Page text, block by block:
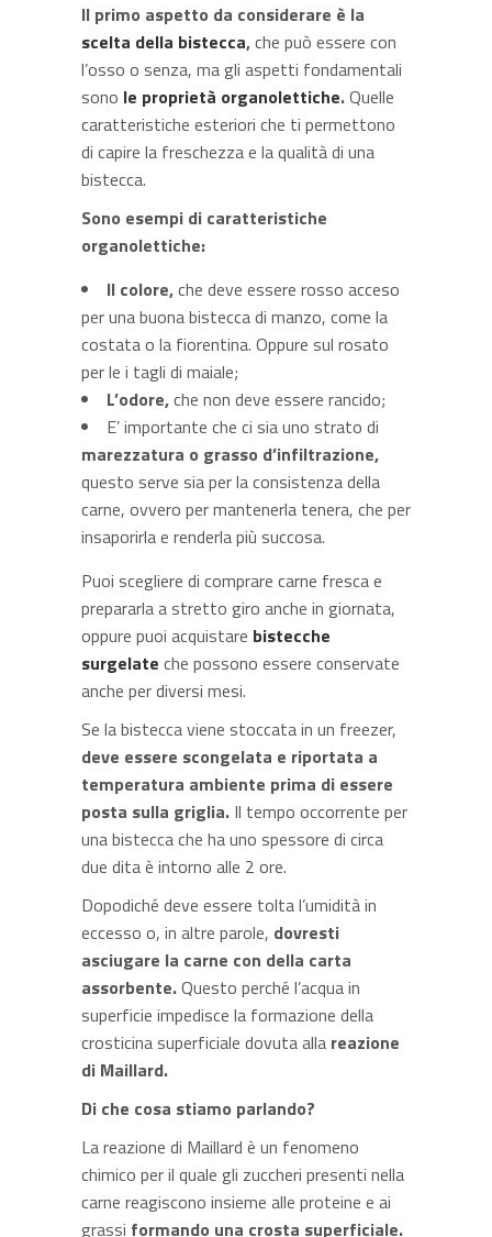
Il primo aspetto da considerare è la
scelta della bistecca,che può essere con
l’osso o senza, ma gli aspetti fondamentali
sono le proprietà organolettiche.Quelle
caratteristiche esteriori che ti permettono
di capire la freschezza e la qualità di una
bistecca.
Sono esempi di caratteristiche
organolettiche:
Il colore,che deve essere rosso acceso
per una buona bistecca di manzo, come la
costata o la fiorentina. Oppure sul rosato
per le i tagli di maiale;
L’odore,che non deve essere rancido;
E’ importante che ci sia uno strato di
marezzatura o grasso d’infiltrazione,
questo serve sia per la consistenza della
carne, ovvero per mantenerla tenera, che per
insaporirla e renderla più succosa.
Puoi scegliere di comprare carne fresca e
prepararla a stretto giro anche in giornata,
oppure puoi acquistare bistecche
surgelate che possono essere conservate
anche per diversi mesi.
Se la bistecca viene stoccata in un freezer,
deve essere scongelata e riportata a
temperatura ambiente prima di essere
posta sulla griglia. Il tempo occorrente per
una bistecca che ha uno spessore di circa
due dita è intorno alle 2 ore.
Dopodiché deve essere tolta l’umidità in
eccesso o, in altre parole, dovresti
asciugare la carne con della carta
assorbente.Questo perché l’acqua in
superficie impedisce la formazione della
crosticina superficiale dovuta alla reazione
di Maillard.
Di che cosa stiamo parlando?
La reazione di Maillard è un fenomeno
chimico per il quale gli zuccheri presenti nella
carne reagiscono insieme alle proteine e ai
grassi formando una crosta superficiale.